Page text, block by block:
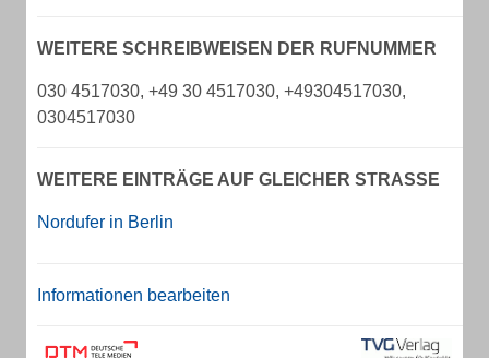
WEITERE SCHREIBWEISEN DER RUFNUMMER
030 4517030, +49 30 4517030, +49304517030,
0304517030
WEITERE EINTRÄGE AUF GLEICHER STRASSE
Nordufer in Berlin
Informationen bearbeiten